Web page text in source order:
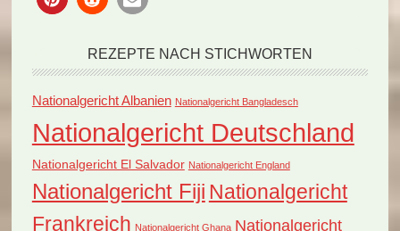
REZEPTE NACH STICHWORTEN
Nationalgericht Albanien Nationalgericht Bangladesch
Nationalgericht Deutschland
Nationalgericht El Salvador Nationalgericht England
Nationalgericht Fiji Nationalgericht
Frankreich Nationalgericht Ghana Nationalgericht